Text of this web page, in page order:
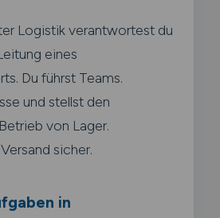
Logistik verantwortest du
eines
Du führst Teams.
und stellst den
von Lager.
sicher.
in